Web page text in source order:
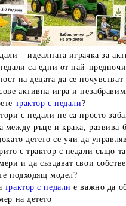
– идеалната играчка за
са едни от най-
на децата да се
активна игра и
трактор с педали?
с педали не са просто
между ръце и крака, развива
детето се учи да
с трактор с педали също
и да създават свои
подходящ модел?
трактор с педали е важно да
на детето